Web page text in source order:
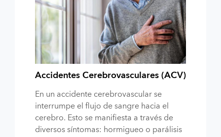
Accidentes Cerebrovasculares (ACV)
En un accidente cerebrovascular se
interrumpe el flujo de sangre hacia el
cerebro. Esto se manifiesta a través de
diversos síntomas: hormigueo o parálisis